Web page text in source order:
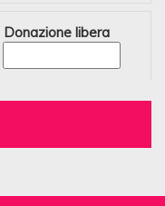
Donazione libera